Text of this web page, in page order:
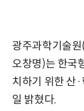
광주과학기술
오창명)는 한국
치하기 위한 산
일 밝혔다.